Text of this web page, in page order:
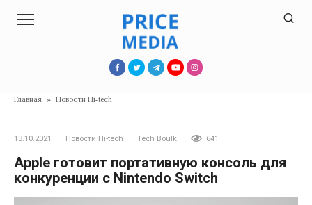
Главная » Новости Hi-tech
13.10.2021 Новости Hi-tech Tech Boulk 641
Apple готовит портативную консоль для
конкуренции с Nintendo Switch